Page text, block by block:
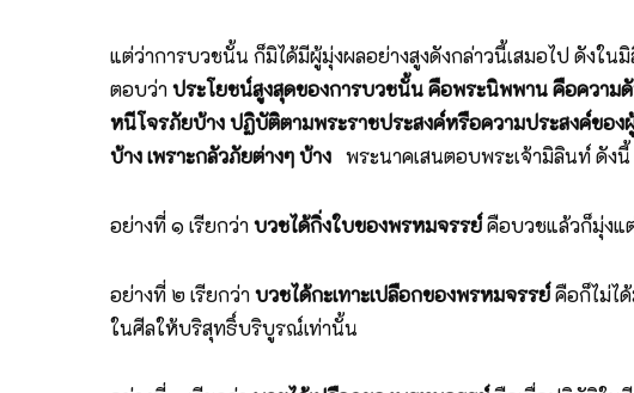
แต่ว่าการบวชนั้น ก็มิได้มีผู้มุ่งผลอย่างสูงดังกล่าวนี้เสมอไป ดังใ
ตอบว่าประโยชน์สูงสุดของการบวชนั้น คือพระนิพพาน คือความ
หนีโจรภัยบ้าง ปฏิบัติตามพระราชประสงค์หรือความประสงค์ขอ
บ้าง เพราะกลัวภัยต่างๆ บ้าง พระนาคเสนตอบพระเจ้ามิลินท์ ดังนี้
อย่างที่ ๑ เรียกว่าบวชได้กิ่งใบของพรหมจรรย์คือบวชแล้วก็มุ่งแต่
อย่างที่ ๒ เรียกว่าบวชได้กะเทาะเปลือกของพรหมจรรย์คือก็ไม่ไ
ในศีลให้บริสุทธิ์บริบูรณ์เท่านั้น